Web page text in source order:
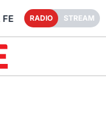
RADIO STREAM